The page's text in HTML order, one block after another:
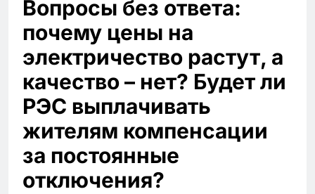
Вопросы без ответа:
почему цены на
электричество растут, а
качество – нет? Будет ли
РЭС выплачивать
жителям компенсации
за постоянные
отключения?